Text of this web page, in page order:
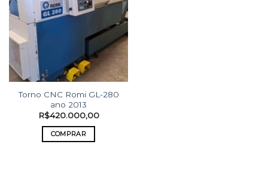
Torno CNC Romi GL-280
ano 2013
R$420.000,00
COMPRAR